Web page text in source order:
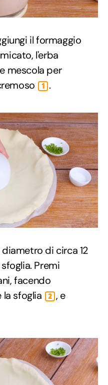
il formaggio
l'erba
mescola per
1 .
di circa 12
Premi
facendo
la sfoglia
2 , e